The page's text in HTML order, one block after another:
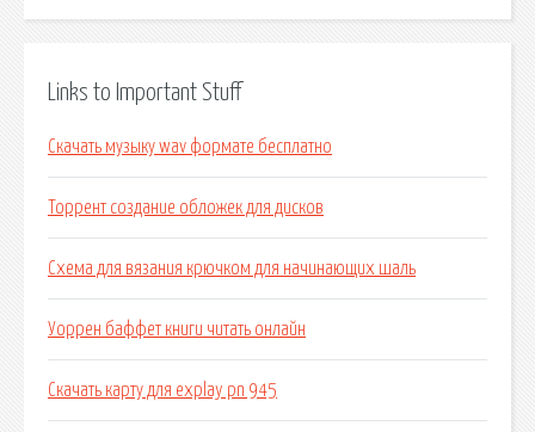
Links to Important Stuff
Скачать музыку wav формате бесплатно
Торрент создание обложек для дисков
Схема для вязания крючком для начинающих шаль
Уоррен баффет книги читать онлайн
Скачать карту для explay pn 945